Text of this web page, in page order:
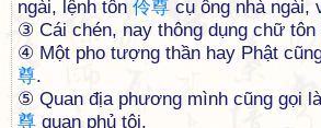
ngài, lệnh tôn 伶尊 cụ ông nhà ngài,
③ Cái chén, nay thông dụng chữ tôn
④ Một pho tượng thần hay Phật
尊.
⑤ Quan địa phương mình cũng gọi
尊 quan phủ tôi.